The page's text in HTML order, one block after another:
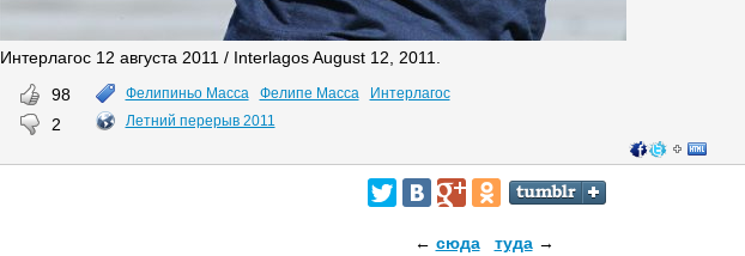
Интерлагос 12 августа 2011 / Interlagos August 12, 2011.
98
2
Фелипиньо Масса Фелипе Масса
Интерлагос
Летний перерыв 2011
← сюда туда→